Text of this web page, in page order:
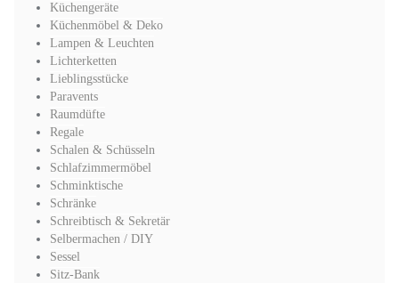
Küchengeräte
Küchenmöbel & Deko
Lampen & Leuchten
Lichterketten
Lieblingsstücke
Paravents
Raumdüfte
Regale
Schalen & Schüsseln
Schlafzimmermöbel
Schminktische
Schränke
Schreibtisch & Sekretär
Selbermachen / DIY
Sessel
Sitz-Bank